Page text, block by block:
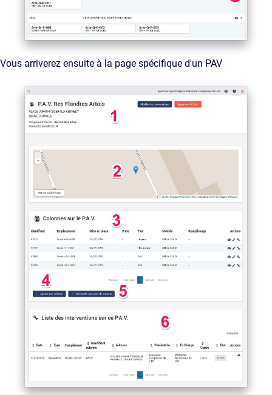
Vous arriverez ensuite à la page spécifique d'un PAV